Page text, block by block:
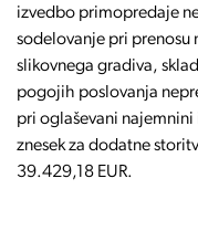
izvedbo primopredaje
sodelovanje pri
slikovnega gradiva,
pogojih poslovanja
pri oglaševani
znesek za dodatne
39.429,18 EUR.